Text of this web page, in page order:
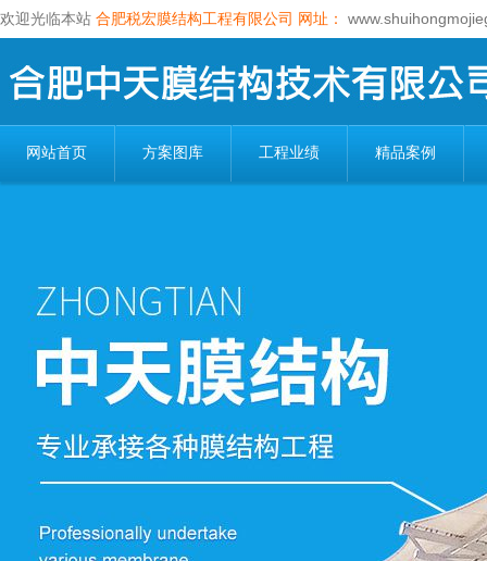
欢迎光临本站 合肥税宏膜结构工程有限公司 网址：
网站首页 方案图库 工程业绩 精品案例